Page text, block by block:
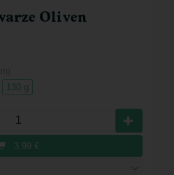
Oliven
130 g
3,99 €